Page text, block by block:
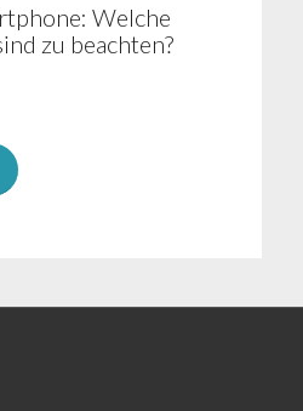
Welche
zu beachten?